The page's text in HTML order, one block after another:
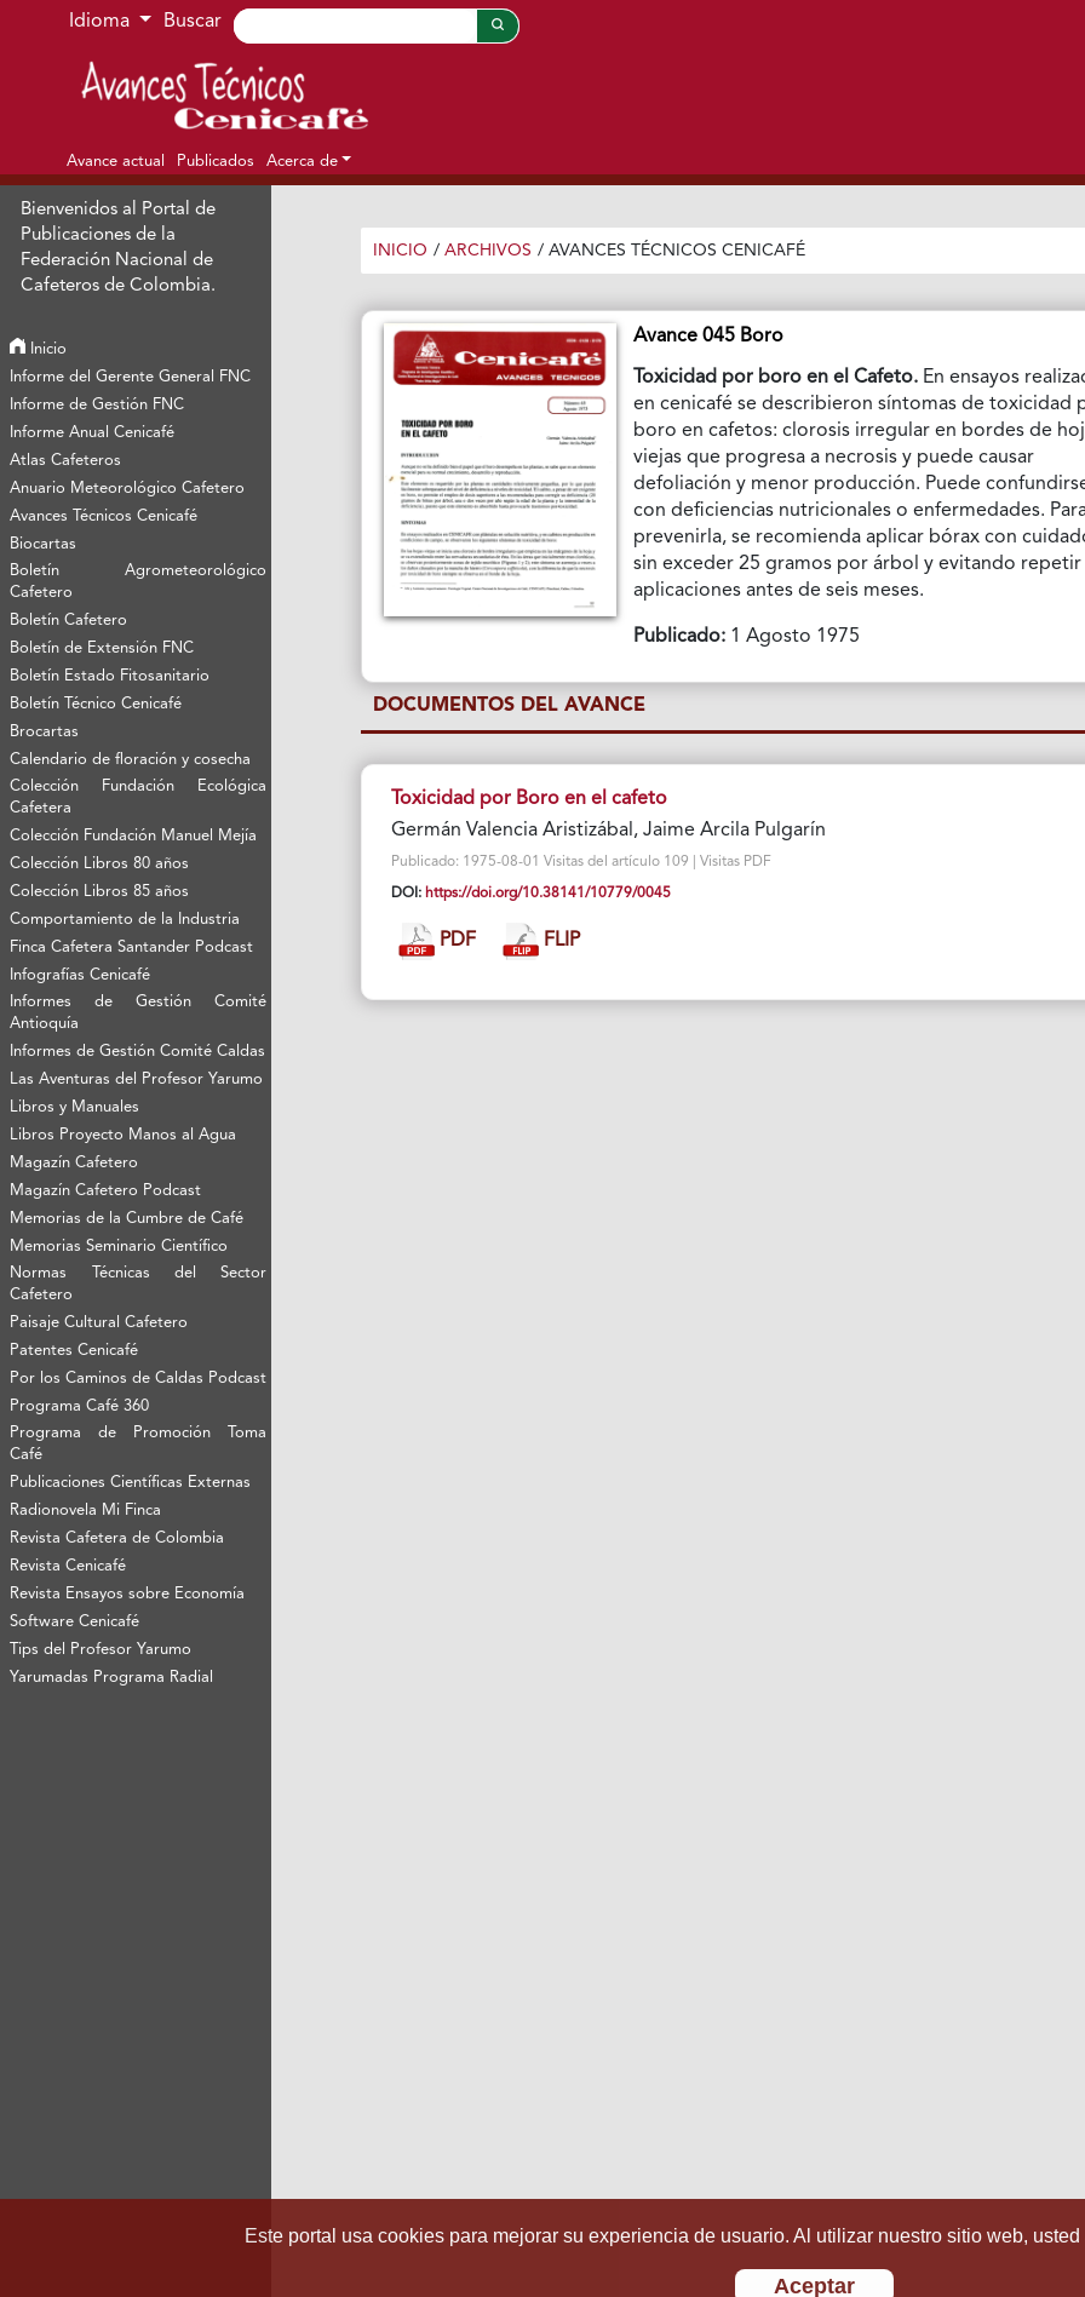
Ir al menú de navegación principal
Ir al contenido principal
Ir al pie de página del sitio
Idioma Buscar
Avance actual Publicados Acerca de
Bienvenidos al Portal de
Publicaciones de la
Federación Nacional de
Cafeteros de Colombia.
Inicio
Informe del Gerente General FNC
Informe de Gestión FNC
Informe Anual Cenicafé
Atlas Cafeteros
Anuario Meteorológico Cafetero
Avances Técnicos Cenicafé
Biocartas
Boletín Agrometeorológico
Cafetero
Boletín Cafetero
Boletín de Extensión FNC
Boletín Estado Fitosanitario
Boletín Técnico Cenicafé
Brocartas
Calendario de floración y cosecha
Colección Fundación Ecológica
Cafetera
Colección Fundación Manuel Mejía
Colección Libros 80 años
Colección Libros 85 años
Comportamiento de la Industria
Finca Cafetera Santander Podcast
Infografías Cenicafé
Informes de Gestión Comité
Antioquía
Informes de Gestión Comité Caldas
Las Aventuras del Profesor Yarumo
Libros y Manuales
Libros Proyecto Manos al Agua
Magazín Cafetero
Magazín Cafetero Podcast
Memorias de la Cumbre de Café
Memorias Seminario Científico
Normas Técnicas del Sector
Cafetero
Paisaje Cultural Cafetero
Patentes Cenicafé
Por los Caminos de Caldas Podcast
Programa Café 360
Programa de Promoción Toma
Café
Publicaciones Científicas Externas
Radionovela Mi Finca
Revista Cafetera de Colombia
Revista Cenicafé
Revista Ensayos sobre Economía
Software Cenicafé
Tips del Profesor Yarumo
Yarumadas Programa Radial
INICIO / ARCHIVOS / AVANCES TÉCNICOS CENICAFÉ
Avance 045 Boro
Toxicidad por boro en el Cafeto. En ensayos
en cenicafé se describieron síntomas de toxicidad
boro en cafetos: clorosis irregular en bordes de
viejas que progresa a necrosis y puede causar
defoliación y menor producción. Puede
con deficiencias nutricionales o enfermedades.
prevenirla, se recomienda aplicar bórax con
sin exceder 25 gramos por árbol y evitando repetir
aplicaciones antes de seis meses.
Publicado: 1 Agosto 1975
DOCUMENTOS DEL AVANCE
Toxicidad por Boro en el cafeto
Germán Valencia Aristizábal, Jaime Arcila Pulgarín
Publicado: 1975-08-01 Visitas del artículo 109 | Visitas PDF
DOI: https://doi.org/10.38141/10779/0045
PDF FLIP
Este portal usa cookies para mejorar su experiencia de usuario. Al utilizar nuestro sitio web,
Aceptar